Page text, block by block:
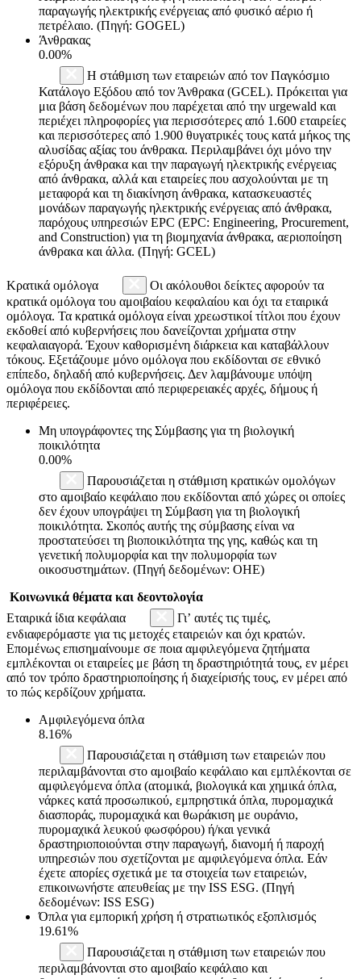
παραγωγής ηλεκτρικής ενέργειας από φυσικό αέριο ή
πετρέλαιο. (Πηγή: GOGEL)
Άνθρακας
0.00%
Η στάθμιση των εταιρειών από τον Παγκόσμιο
Κατάλογο Εξόδου από τον Άνθρακα (GCEL). Πρόκειται για
μια βάση δεδομένων που παρέχεται από την urgewald και
περιέχει πληροφορίες για περισσότερες από 1.600 εταιρείες
και περισσότερες από 1.900 θυγατρικές τους κατά μήκος της
αλυσίδας αξίας του άνθρακα. Περιλαμβάνει όχι μόνο την
εξόρυξη άνθρακα και την παραγωγή ηλεκτρικής ενέργειας
από άνθρακα, αλλά και εταιρείες που ασχολούνται με τη
μεταφορά και τη διακίνηση άνθρακα, κατασκευαστές
μονάδων παραγωγής ηλεκτρικής ενέργειας από άνθρακα,
παρόχους υπηρεσιών EPC (EPC: Engineering, Procurement,
and Construction) για τη βιομηχανία άνθρακα, αεριοποίηση
άνθρακα και άλλα. (Πηγή: GCEL)
Κρατικά ομόλογα
Οι ακόλουθοι δείκτες αφορούν τα
κρατικά ομόλογα του αμοιβαίου κεφαλαίου και όχι τα εταιρικά
ομόλογα. Τα κρατικά ομόλογα είναι χρεωστικοί τίτλοι που έχουν
εκδοθεί από κυβερνήσεις που δανείζονται χρήματα στην
κεφαλαιαγορά. Έχουν καθορισμένη διάρκεια και καταβάλλουν
τόκους. Εξετάζουμε μόνο ομόλογα που εκδίδονται σε εθνικό
επίπεδο, δηλαδή από κυβερνήσεις. Δεν λαμβάνουμε υπόψη
ομόλογα που εκδίδονται από περιφερειακές αρχές, δήμους ή
περιφέρειες.
Μη υπογράφοντες της Σύμβασης για τη βιολογική
ποικιλότητα
0.00%
Παρουσιάζεται η στάθμιση κρατικών ομολόγων
στο αμοιβαίο κεφάλαιο που εκδίδονται από χώρες οι οποίες
δεν έχουν υπογράψει τη Σύμβαση για τη βιολογική
ποικιλότητα. Σκοπός αυτής της σύμβασης είναι να
προστατεύσει τη βιοποικιλότητα της γης, καθώς και τη
γενετική πολυμορφία και την πολυμορφία των
οικοσυστημάτων. (Πηγή δεδομένων: ΟΗΕ)
Κοινωνικά θέματα και δεοντολογία
Εταιρικά ίδια κεφάλαια
Γι’ αυτές τις τιμές,
ενδιαφερόμαστε για τις μετοχές εταιρειών και όχι κρατών.
Επομένως επισημαίνουμε σε ποια αμφιλεγόμενα ζητήματα
εμπλέκονται οι εταιρείες με βάση τη δραστηριότητά τους, εν μέρει
από τον τρόπο δραστηριοποίησης ή διαχείρισής τους, εν μέρει από
το πώς κερδίζουν χρήματα.
Αμφιλεγόμενα όπλα
8.16%
Παρουσιάζεται η στάθμιση των εταιρειών που
περιλαμβάνονται στο αμοιβαίο κεφάλαιο και εμπλέκονται σε
αμφιλεγόμενα όπλα (ατομικά, βιολογικά και χημικά όπλα,
νάρκες κατά προσωπικού, εμπρηστικά όπλα, πυρομαχικά
διασποράς, πυρομαχικά και θωράκιση με ουράνιο,
πυρομαχικά λευκού φωσφόρου) ή/και γενικά
δραστηριοποιούνται στην παραγωγή, διανομή ή παροχή
υπηρεσιών που σχετίζονται με αμφιλεγόμενα όπλα. Εάν
έχετε απορίες σχετικά με τα στοιχεία των εταιρειών,
επικοινωνήστε απευθείας με την ISS ESG. (Πηγή
δεδομένων: ISS ESG)
Όπλα για εμπορική χρήση ή στρατιωτικός εξοπλισμός
19.61%
Παρουσιάζεται η στάθμιση των εταιρειών που
περιλαμβάνονται στο αμοιβαίο κεφάλαιο και